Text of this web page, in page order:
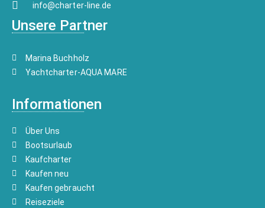
info@charter-line.de
Unsere Partner
Marina Buchholz
Yachtcharter-AQUA MARE
Informationen
Über Uns
Bootsurlaub
Kaufcharter
Kaufen neu
Kaufen gebraucht
Reiseziele